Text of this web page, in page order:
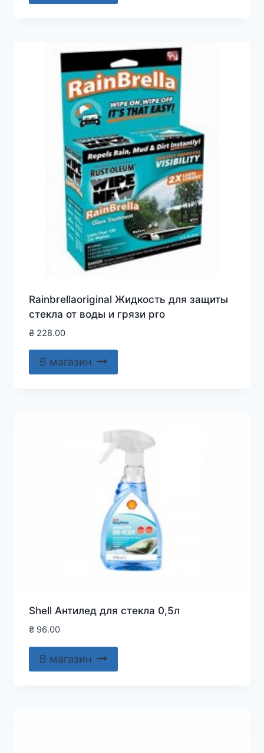
Rainbrellaoriginal Жидкость для защиты
стекла от воды и грязи pro
₴228.00
В магазин
Shell Антилед для стекла 0,5л
₴96.00
В магазин